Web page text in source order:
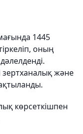
1445
оның
зертханалық және
көрсеткішпен